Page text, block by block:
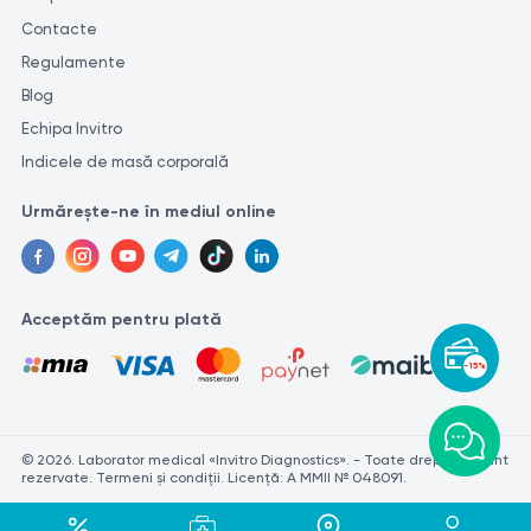
-15%
Contacte
Regulamente
Blog
Echipa Invitro
Indicele de masă corporală
Urmărește-ne în mediul online
Acceptăm pentru plată
© 2026. Laborator medical «Invitro Diagnostics». - Toate drepturile sunt
rezervate. Termeni și condiții. Licență: A MMII № 048091.